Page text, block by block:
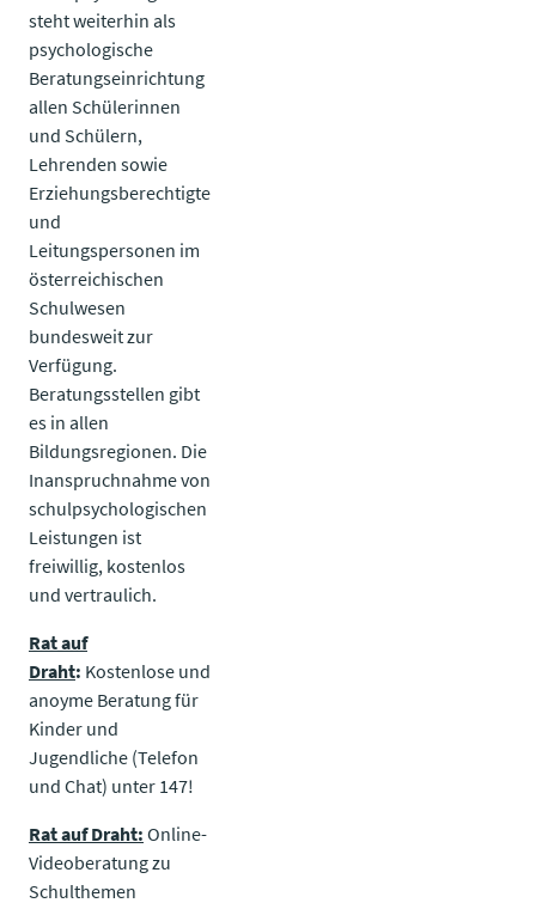
steht weiterhin als
psychologische
Beratungseinrichtung
allen Schülerinnen
und Schülern,
Lehrenden sowie
Erziehungsberechtigten
und
Leitungspersonen im
österreichischen
Schulwesen
bundesweit zur
Verfügung.
Beratungsstellen gibt
es in allen
Bildungsregionen. Die
Inanspruchnahme von
schulpsychologischen
Leistungen ist
freiwillig, kostenlos
und vertraulich.
Rat auf
Draht: Kostenlose und
anoyme Beratung für
Kinder und
Jugendliche (Telefon
und Chat) unter 147!
Rat auf Draht: Online-
Videoberatung zu
Schulthemen